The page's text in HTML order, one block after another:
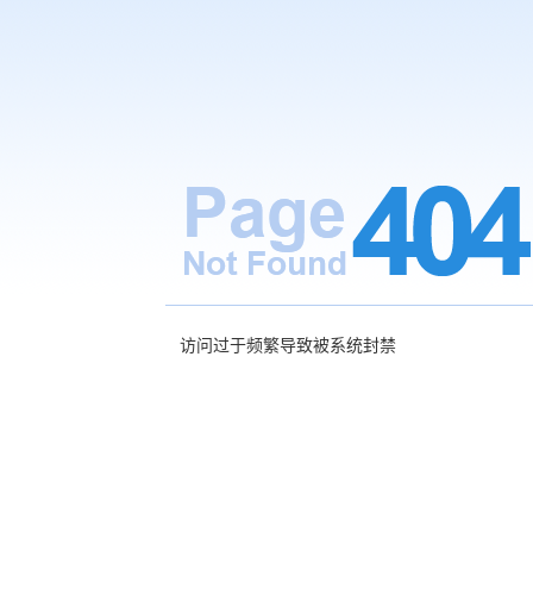
访问过于频繁导致被系统封禁